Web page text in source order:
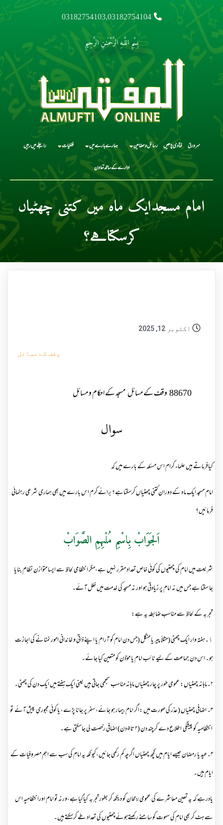
03182754103,03182754104
بِسْمِ اللَّـهِ الرَّحْمَـٰنِ الرَّحِيمِ
سرورق فتاوی پڑھیں رسائل و مضامین ہمارے بارے میں فلکیات رابطے میں رہیں
ادارے کے ساتھ تعاون
امام مسجدایک ماہ میں کتنی چھٹیاں
کرسکتاہے؟
اکتوبر 12, 2025
وقف کے مسائل
88670وقف کے مسائلمسجد کے احکام و مسائل
سوال
کیافرماتے ہیں علماء کرام اس مسئلہ کے بارے میں کہ
امام مسجد ایک ماہ کے دوران کتنی چھٹیاں کرسکتاہے؟ برائے کرم اس بارے میں بھی ہماری شرعی رہنمائی
فرمائیں؟
اَلجَوَابْ بِاسْمِ مُلْہِمِ الصَّوَابْ
شریعت میں امام کی چھٹیوں کی کوئی خاص تعداد مقرر نہیں ہے،مگر انتظامی لحاظ سے ایسا متوازن نظام بنایا
جا سکتا ہے جس میں نہ امام پر زیادتی ہو اور نہ مسجد کی خدمت میں خلل آئے۔
تجربہ کے لحاظ سے مناسب ضابطہ یہ ہے:
١۔ہفتہ وار ایک چھٹی (مثلاً پیر یا منگل
)جس دن امام کو آرام یا اپنے ذاتی و خاندانی امور نمٹانے کی اجازت
ہو۔ اس دن جماعت کے لیے نائب امام یا مؤذن کو متعین کیا جائے۔
۲۔ماہانہ چھٹیاں: عمومی طور پر چار چھٹیاں ماہانہ مناسب سمجھی جاتی ہیں یعنی ایک ہفتے میں ایک دن کی چھٹی۔
۳۔ اضافی چھٹیاں (عذر کی صورت میں :اگر امام بیمار ہو جائے، سفر پر جانا پڑے، یا کوئی مجبوری پیش آئے تو
انتظامیہ کو پیشگی اطلاع دے کر چند دن (۲ تا ۵ دن) اضافی رخصت لی جاسکتی ہے۔
۴۔عید یا رمضان جیسے ایام میں کچھ چھٹیاں اگرچہ کم رکھی جائیں،کیونکہ یہ امام کی سب سے اہم مصروفیات کے
ایام ہیں۔
یادرہے کہ یہ تعین معاشرے کی عمومی رجحان کو دیکھ کر بطورتجربہ کیاگیاہے،ورنہ تو امام اورانتظامیہ اس
سے ہٹ کر بھی امام کی سہوت کو سامنے رکھتےہوئےچھٹیوں کی تعداد طے کرسکتے ہیں۔